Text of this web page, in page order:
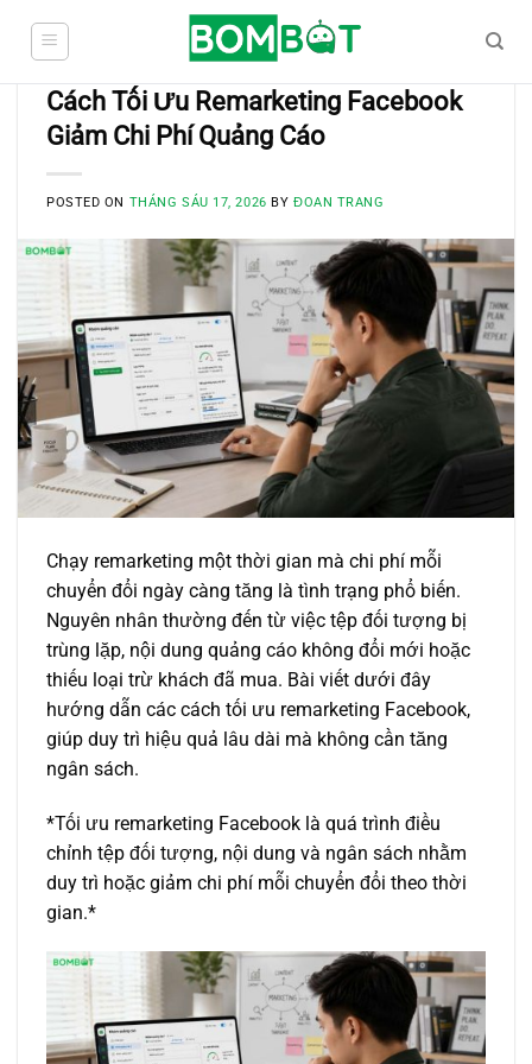
Cách Tối Ưu Remarketing Facebook
Giảm Chi Phí Quảng Cáo
POSTED ON THÁNG SÁU 17, 2026 BY ĐOAN TRANG
Chạy remarketing một thời gian mà chi phí mỗi
chuyển đổi ngày càng tăng là tình trạng phổ biến.
Nguyên nhân thường đến từ việc tệp đối tượng bị
trùng lặp, nội dung quảng cáo không đổi mới hoặc
thiếu loại trừ khách đã mua. Bài viết dưới đây
hướng dẫn các cách tối ưu remarketing Facebook,
giúp duy trì hiệu quả lâu dài mà không cần tăng
ngân sách.
*Tối ưu remarketing Facebook là quá trình điều
chỉnh tệp đối tượng, nội dung và ngân sách nhằm
duy trì hoặc giảm chi phí mỗi chuyển đổi theo thời
gian.*